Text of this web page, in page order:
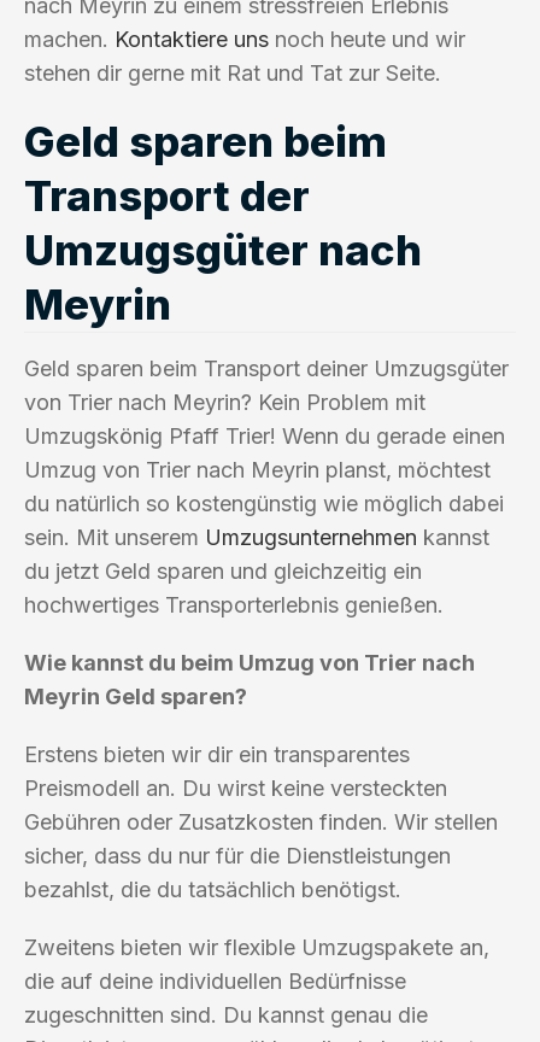
nach Meyrin zu einem stressfreien Erlebnis
machen. Kontaktiere uns noch heute und wir
stehen dir gerne mit Rat und Tat zur Seite.
Geld sparen beim
Transport der
Umzugsgüter nach
Meyrin
Geld sparen beim Transport deiner Umzugsgüter
von Trier nach Meyrin? Kein Problem mit
Umzugskönig Pfaff Trier! Wenn du gerade einen
Umzug von Trier nach Meyrin planst, möchtest
du natürlich so kostengünstig wie möglich dabei
sein. Mit unserem Umzugsunternehmen kannst
du jetzt Geld sparen und gleichzeitig ein
hochwertiges Transporterlebnis genießen.
Wie kannst du beim Umzug von Trier nach
Meyrin Geld sparen?
Erstens bieten wir dir ein transparentes
Preismodell an. Du wirst keine versteckten
Gebühren oder Zusatzkosten finden. Wir stellen
sicher, dass du nur für die Dienstleistungen
bezahlst, die du tatsächlich benötigst.
Zweitens bieten wir flexible Umzugspakete an,
die auf deine individuellen Bedürfnisse
zugeschnitten sind. Du kannst genau die